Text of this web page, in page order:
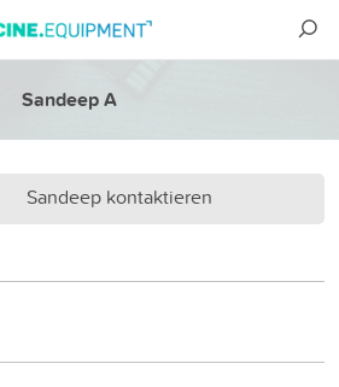
Sandeep A
Sandeep kontaktieren